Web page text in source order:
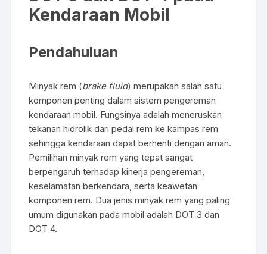
b
o
o
k
A
p
p
Kendaraan Mobil
Pendahuluan
Minyak rem (brake fluid) merupakan salah satu
komponen penting dalam sistem pengereman
kendaraan mobil. Fungsinya adalah meneruskan
tekanan hidrolik dari pedal rem ke kampas rem
sehingga kendaraan dapat berhenti dengan aman.
Pemilihan minyak rem yang tepat sangat
berpengaruh terhadap kinerja pengereman,
keselamatan berkendara, serta keawetan
komponen rem. Dua jenis minyak rem yang paling
umum digunakan pada mobil adalah DOT 3 dan
DOT 4.